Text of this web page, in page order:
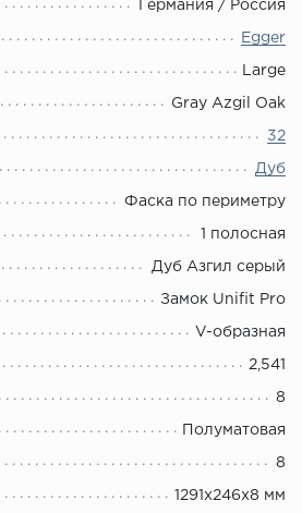
Германия / Россия
Egger
Large
Gray Azgil Oak
32
Дуб
Фаска по периметру
1 полосная
Дуб Азгил серый
Замок Unifit Pro
V-образная
2,541
8
Полуматовая
8
1291x246x8 мм